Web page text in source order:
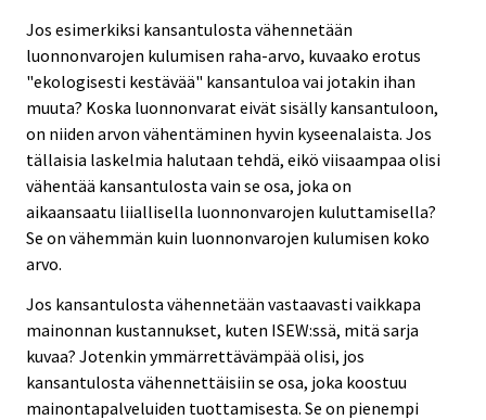
Jos esimerkiksi kansantulosta vähennetään
luonnonvarojen kulumisen raha-arvo, kuvaako erotus
"ekologisesti kestävää" kansantuloa vai jotakin ihan
muuta? Koska luonnonvarat eivät sisälly kansantuloon,
on niiden arvon vähentäminen hyvin kyseenalaista. Jos
tällaisia laskelmia halutaan tehdä, eikö viisaampaa olisi
vähentää kansantulosta vain se osa, joka on
aikaansaatu liiallisella luonnonvarojen kuluttamisella?
Se on vähemmän kuin luonnonvarojen kulumisen koko
arvo.
Jos kansantulosta vähennetään vastaavasti vaikkapa
mainonnan kustannukset, kuten ISEW:ssä, mitä sarja
kuvaa? Jotenkin ymmärrettävämpää olisi, jos
kansantulosta vähennettäisiin se osa, joka koostuu
mainontapalveluiden tuottamisesta. Se on pienempi